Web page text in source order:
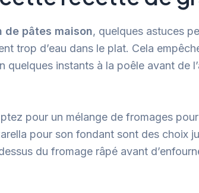
pâtes maison, quelques astuces
trop d’eau dans le plat. Cela
instants à la poêle avant de
pour un mélange de fromages
pour son fondant sont des choix
du fromage râpé avant